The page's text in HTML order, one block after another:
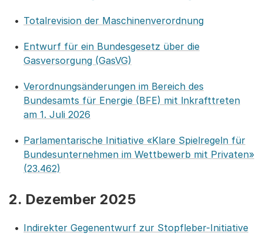
Totalrevision der Maschinenverordnung
Entwurf für ein Bundesgesetz über die
Gasversorgung (GasVG)
Verordnungsänderungen im Bereich des
Bundesamts für Energie (BFE) mit lnkrafttreten
am 1. Juli 2026
Parlamentarische Initiative «Klare Spielregeln für
Bundesunternehmen im Wettbewerb mit Privaten»
(23.462)
2. Dezember 2025
Indirekter Gegenentwurf zur Stopfleber-Initiative